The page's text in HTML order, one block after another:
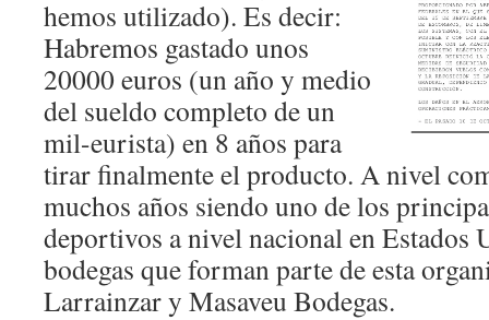
hemos utilizado). Es decir:
Habremos gastado unos
20000 euros (un año y medio
del sueldo completo de un
mil-eurista) en 8 años para
tirar finalmente el producto. A nivel
muchos años siendo uno de los
deportivos a nivel nacional en Estados
bodegas que forman parte de esta
Larrainzar y Masaveu Bodegas.